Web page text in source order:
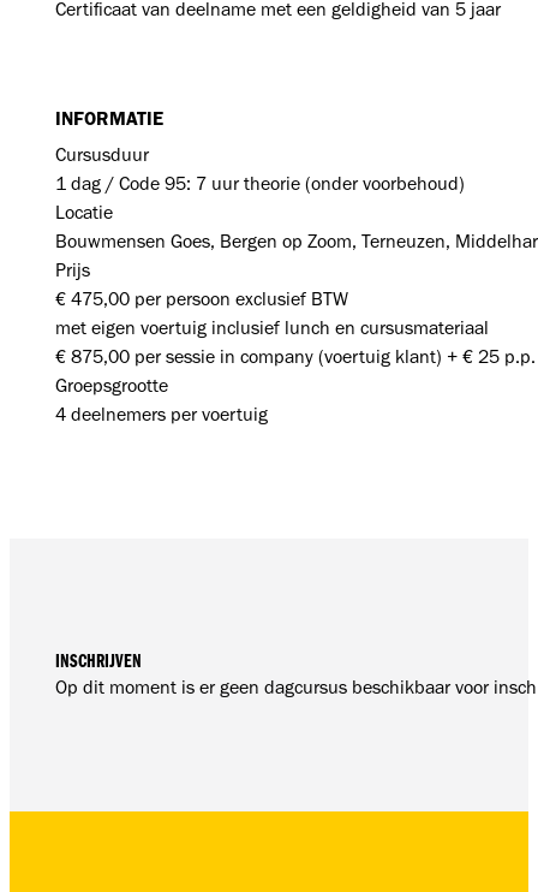
Certificaat van deelname met een geldigheid van 5 jaar
INFORMATIE
Cursusduur
1 dag / Code 95: 7 uur theorie (onder voorbehoud)
Locatie
Bouwmensen Goes, Bergen op Zoom, Terneuzen,
Prijs
€ 475,00 per persoon exclusief BTW
met eigen voertuig inclusief lunch en cursusmateriaal
€ 875,00 per sessie in company (voertuig klant) + € 25 p.p.
Groepsgrootte
4 deelnemers per voertuig
INSCHRIJVEN
Op dit moment is er geen dagcursus beschikbaar voor